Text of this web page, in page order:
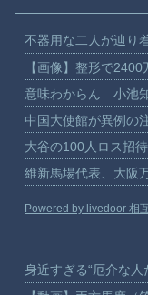
不器用な二人が辿り
【画像】整形で
意味わからん 小池
中国大使館が異例の
大谷の100人ロス招待
維新馬場代表、大阪
Powered by livedoor 相
身近すぎる“厄介な人